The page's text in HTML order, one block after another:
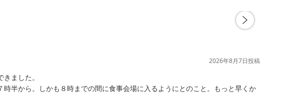
2026年8月7日投稿
ました。
半から。しかも８時までの間に食事会場に入るようにとのこと。もっと早くか